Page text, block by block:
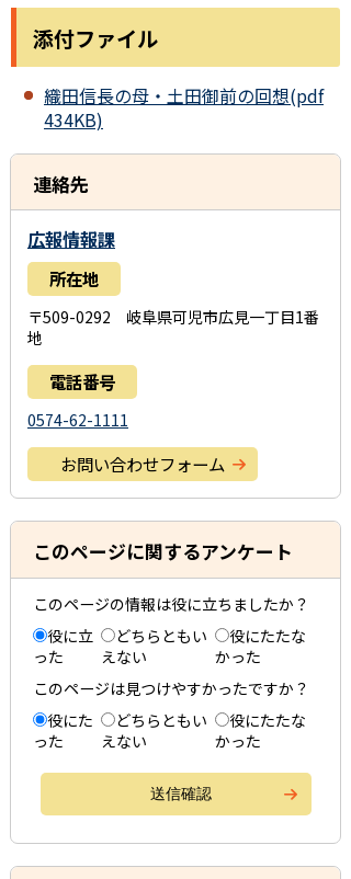
添付ファイル
織田信長の母・土田御前の回想(pdf
434KB)
連絡先
広報情報課
所在地
〒509-0292 岐阜県可児市広見一丁目1番
地
電話番号
0574-62-1111
お問い合わせフォーム
このページに関するアンケート
このページの情報は役に立ちましたか？
役に立
った
どちらともい
えない
役にたたな
かった
このページは見つけやすかったですか？
役にた
った
どちらともい
えない
役にたたな
かった